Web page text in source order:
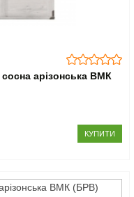
арізонська ВМК
КУПИТИ